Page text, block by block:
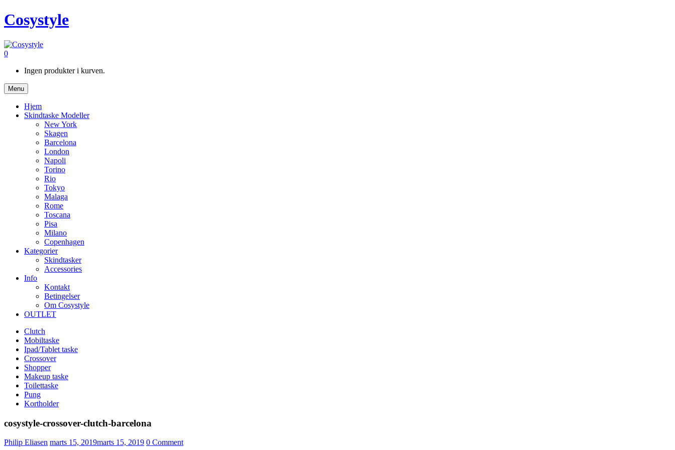
Cosystyle
0
Ingen produkter i kurven.
Menu
Hjem
Skindtaske Modeller
New York
Skagen
Barcelona
London
Napoli
Torino
Rio
Tokyo
Malaga
Rome
Toscana
Pisa
Milano
Copenhagen
Kategorier
Skindtasker
Accessories
Info
Kontakt
Betingelser
Om Cosystyle
OUTLET
Clutch
Mobiltaske
Ipad/Tablet taske
Crossover
Shopper
Makeup taske
Toilettaske
Pung
Kortholder
cosystyle-crossover-clutch-barcelona
Philip Eliasen Udgivet
marts 15, 2019marts 15, 2019 0 Comment